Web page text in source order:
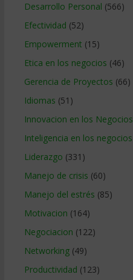
Desarrollo Personal (566)
Efectividad (52)
Empowerment (15)
Etica en los negocios (46)
Gerencia de Proyectos (66)
Idiomas (51)
Innovacion en los Negocios
Inteligencia en los negocios
Liderazgo (331)
Manejo de crisis (60)
Manejo del estrés (85)
Motivacion (164)
Negociacion (122)
Networking(49)
Productividad (123)